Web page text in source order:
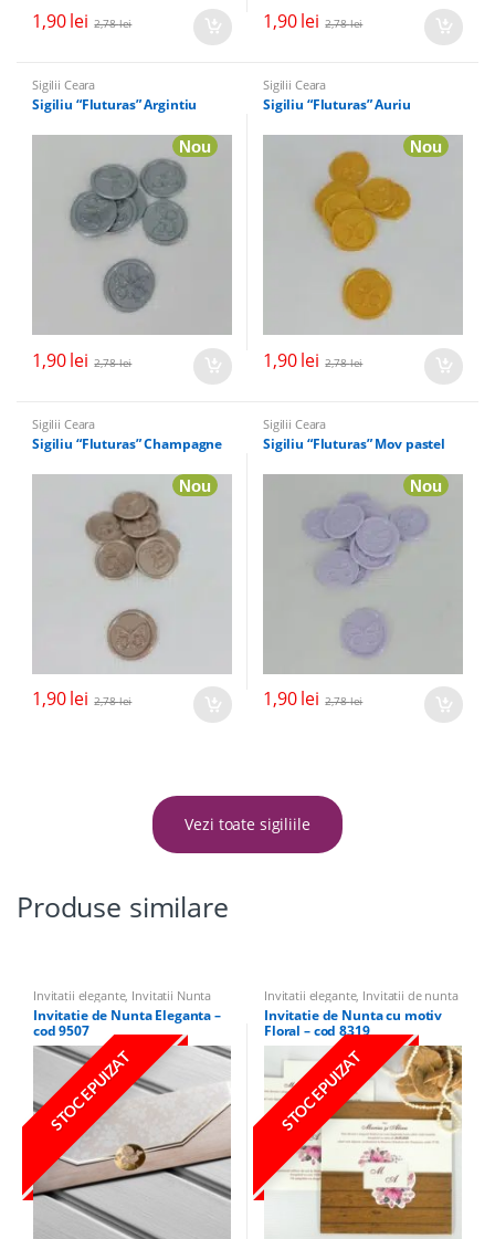
1,90lei 2,78lei 1,90lei 2,78lei
Sigilii Ceara
Sigiliu “Fluturas” Argintiu
Nou
1,90lei 2,78lei
Sigilii Ceara
Sigiliu “Fluturas” Auriu
Nou
1,90lei 2,78lei
Sigilii Ceara
Sigiliu “Fluturas” Champagne
Nou
1,90lei 2,78lei
Sigilii Ceara
Sigiliu “Fluturas” Mov pastel
Nou
1,90lei 2,78lei
Vezi toate sigiliile
Produse similare
Invitatii elegante, Invitatii Nunta
Invitatie de Nunta Eleganta –
cod 9507
STOC EPUIZAT
Invitatii elegante, Invitatii de nunta
cu flori si fluturi , Invitatii Nunta
Invitatie de Nunta cu motiv
Floral – cod 8319
STOC EPUIZAT